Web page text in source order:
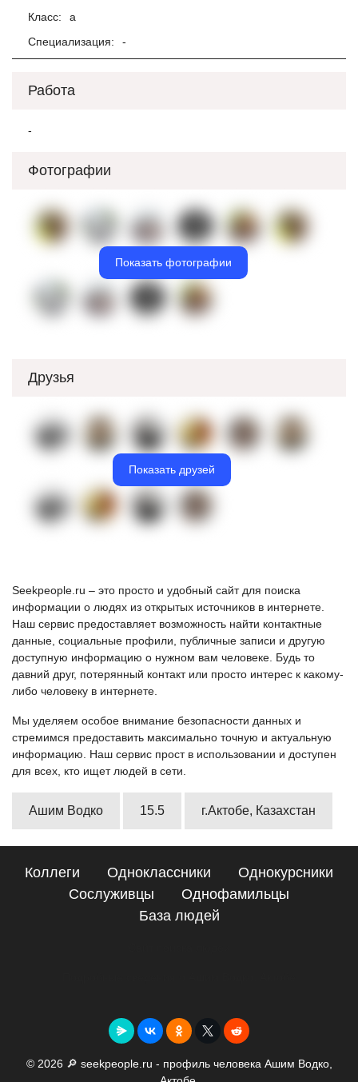
Класс:
а
Специализация:
-
Работа
-
Фотографии
Показать фотографии
Друзья
Показать друзей
Seekpeople.ru – это просто и удобный сайт для поиска
информации о людях из открытых источников в интернете.
Наш сервис предоставляет возможность найти контактные
данные, социальные профили, публичные записи и другую
доступную информацию о нужном вам человеке. Будь то
давний друг, потерянный контакт или просто интерес к какому-
либо человеку в интернете.
Мы уделяем особое внимание безопасности данных и
стремимся предоставить максимально точную и актуальную
информацию. Наш сервис прост в использовании и доступен
для всех, кто ищет людей в сети.
Ашим Водко 15.5 г.Актобе, Казахстан
Коллеги Одноклассники
Однокурсники
Сослуживцы
Однофамильцы
База людей
© 2026 🔎 seekpeople.ru - профиль человека Ашим Водко,